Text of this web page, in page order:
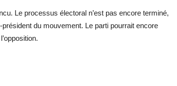
Le processus électoral n’est pas encore terminé,
du mouvement. Le parti pourrait encore